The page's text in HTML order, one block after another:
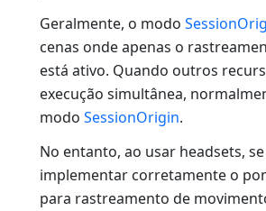
Geralmente, o modo
cenas onde apenas o
está ativo. Quando outros
execução simultânea,
modo SessionOrigin.
No entanto, ao usar headsets,
implementar corretamente o
para rastreamento de